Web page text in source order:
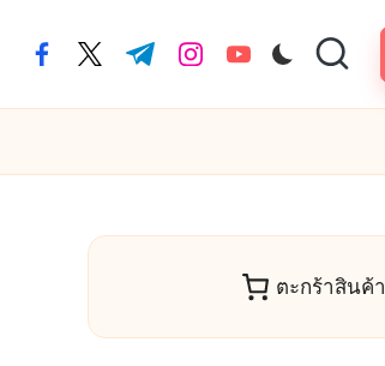
facebook.com
twitter.com
t.me instagram.com
youtube.com
ตะกร้าสินค้า